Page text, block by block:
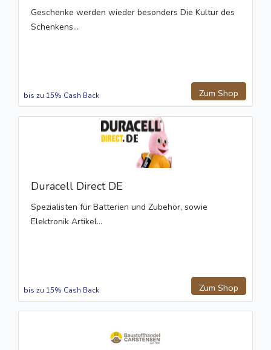
Geschenke werden wieder besonders Die Kultur des
Schenkens...
Zum Shop
bis zu 15% Cash Back
Duracell Direct DE
Spezialisten für Batterien und Zubehör, sowie
Elektronik Artikel...
Zum Shop
bis zu 15% Cash Back